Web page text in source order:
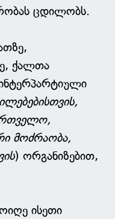
ცდილობს.
ქალთა
მოძრაობა,
) ორგანიზებით,
ისეთი